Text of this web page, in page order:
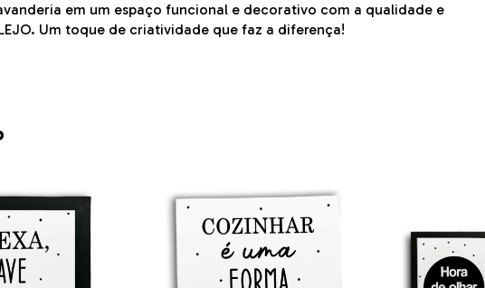
em um espaço funcional e decorativo com a qualidade e
Um toque de criatividade que faz a diferença!